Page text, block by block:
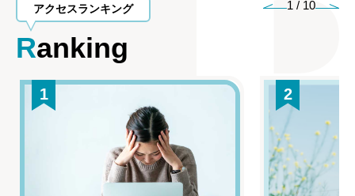
アクセスランキング
Ranking
1 / 10
1 2